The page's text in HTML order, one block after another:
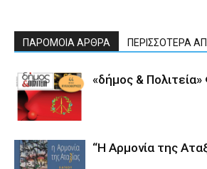
ΠΑΡΟΜΟΙΑ ΑΡΘΡΑ ΠΕΡΙΣΣΟΤΕΡΑ
«δήμος &
“Η Αρμονία της